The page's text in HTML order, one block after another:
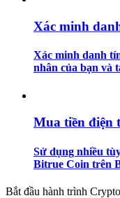
Học cách duy trì lợi
Xác minh
Xác minh danh
nhân của bạn và
Mua tiền điện
Sử dụng nhiều
Bitrue Coin trên
Bắt đầu hành trình